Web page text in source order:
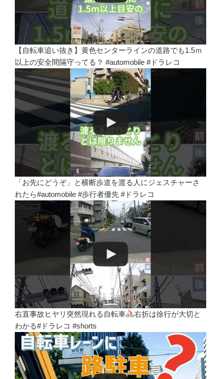
【自転車追い抜き】黄色センターラインの道路でも1.5ｍ
以上の安全間隔守ってる？ #automobile #ドラレコ
「お先にどうぞ」と横断歩道を渡る人にジェスチャーさ
れたら#automobile #歩行者優先 #ドラレコ
右直事故ヒヤリ突然現れる自転車
右折は徐行が大切と
わかる#ドラレコ #shorts